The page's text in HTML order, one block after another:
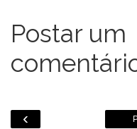
m
Postar um
‹